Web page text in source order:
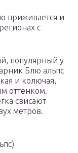
приживается и
с
популярный у
Блю альпс
и колючая,
оттенком.
свисают
метров.